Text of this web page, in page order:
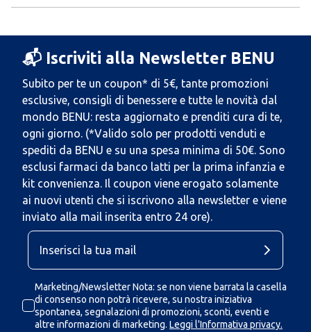
📬 Iscriviti alla Newsletter BENU
Subito per te un coupon* di 5€, tante promozioni
esclusive, consigli di benessere e tutte le novità dal
mondo BENU: resta aggiornato e prenditi cura di te,
ogni giorno. (*Valido solo per prodotti venduti e
spediti da BENU e su una spesa minima di 50€. Sono
esclusi farmaci da banco latti per la prima infanzia e
kit convenienza. Il coupon viene erogato solamente
ai nuovi utenti che si iscrivono alla newsletter e viene
inviato alla mail inserita entro 24 ore).
Marketing/Newsletter Nota: se non viene barrata la casella
di consenso non potrà ricevere, su nostra iniziativa
spontanea, segnalazioni di promozioni, sconti, eventi e
altre informazioni di marketing. Leggi l'Informativa privacy.